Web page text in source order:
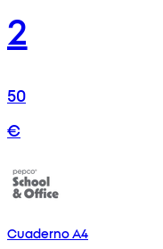
2
50
€
Cuaderno A4